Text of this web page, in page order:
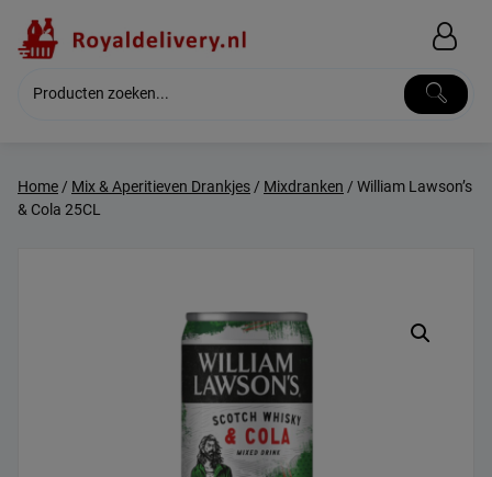
content
Home/ Mix & Aperitieven Drankjes/ Mixdranken / William Lawson’s
& Cola 25CL